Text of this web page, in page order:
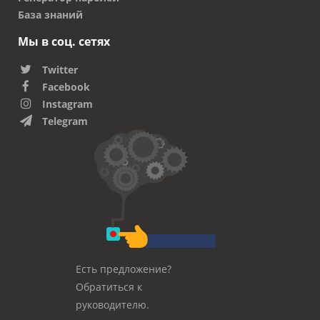
База знаний
Мы в соц. сетях
Twitter
Facebook
Instagram
Telegram
Есть предложение?
Обратиться к
руководителю.